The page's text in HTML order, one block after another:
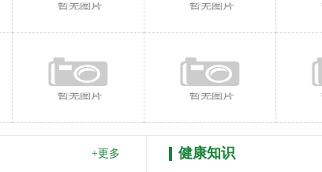
+更多 健康知识